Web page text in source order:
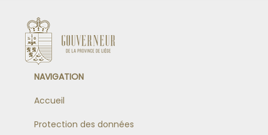
NAVIGATION
Accueil
Protection des données